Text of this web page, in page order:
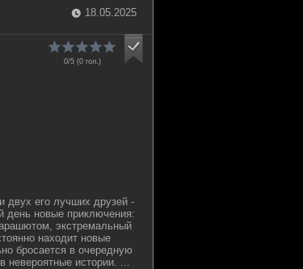
18.05.2025
0/5 (0гол.)
двух его лучших друзей -
день новые приключения:
экстремальный
находит новые
бросается в очередную
невероятные истории. ...